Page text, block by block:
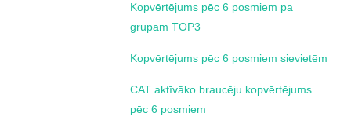
Kopvērtējums pēc 6 posmiem pa
grupām TOP3
Kopvērtējums pēc 6 posmiem sievietēm
CAT aktīvāko braucēju kopvērtējums
pēc 6 posmiem